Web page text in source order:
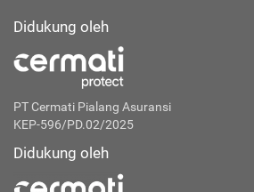
Didukung oleh
PT Cermati Pialang Asuransi
KEP-596/PD.02/2025
Didukung oleh